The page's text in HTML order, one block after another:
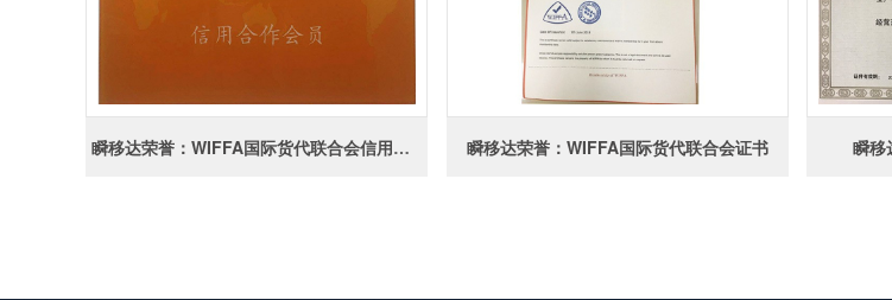
瞬移达荣誉：WIFFA国际货代联合会信用组织公牌 瞬移达荣誉：WIFFA国际货代联合会证书 瞬移